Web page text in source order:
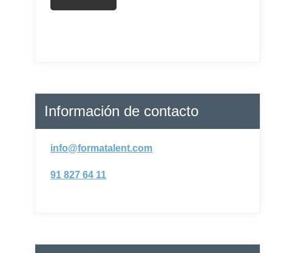
Información de contacto
info@formatalent.com
91 827 64 11